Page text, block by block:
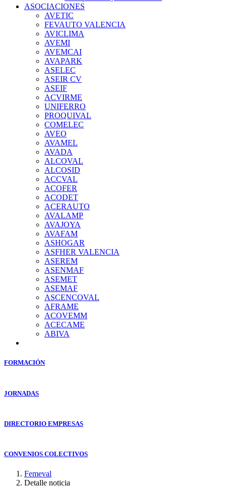
ASOCIACIONES
AVETIC
FEVAUTO VALENCIA
AVICLIMA
AVEMI
AVEMCAI
AVAPARK
ASELEC
ASEIR CV
ASEIF
ACVIRME
UNIFERRO
PROQUIVAL
COMELEC
AVEO
AVAMEL
AVADA
ALCOVAL
ALCOSID
ACCVAL
ACOFER
ACODET
ACERAUTO
AVALAMP
AVAJOYA
AVAFAM
ASHOGAR
ASFHER VALENCIA
ASEREM
ASENMAF
ASEMET
ASEMAF
ASCENCOVAL
AFRAME
ACOVEMM
ACECAME
ABIVA
FORMACIÓN
JORNADAS
DIRECTORIO EMPRESAS
CONVENIOS COLECTIVOS
Femeval
Detalle noticia